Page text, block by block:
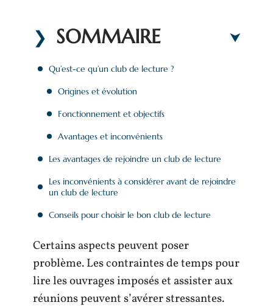
SOMMAIRE
Qu’est-ce qu’un club de lecture ?
Origines et évolution
Fonctionnement et objectifs
Avantages et inconvénients
Les avantages de rejoindre un club de lecture
Les inconvénients à considérer avant de rejoindre
un club de lecture
Conseils pour choisir le bon club de lecture
Certains aspects peuvent poser
problème. Les contraintes de temps pour
lire les ouvrages imposés et assister aux
réunions peuvent s’avérer stressantes.